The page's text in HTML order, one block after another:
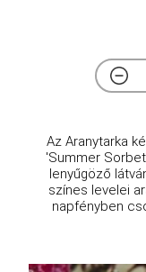
Az Aranytarka
'Summer
lenyűgöző
színes levelei
napfényben